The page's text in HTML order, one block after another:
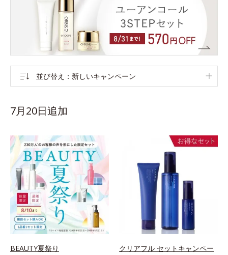
並び替え 新しいキャンペーン
7月20日追加
BEAUTY夏祭り
クリアフル セットキャンペー